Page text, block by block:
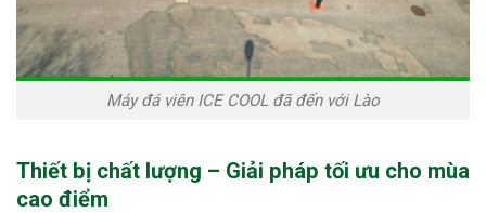
Máy đá viên ICE COOL đã đến với Lào
Thiết bị chất lượng – Giải pháp tối ưu cho mùa
cao điểm